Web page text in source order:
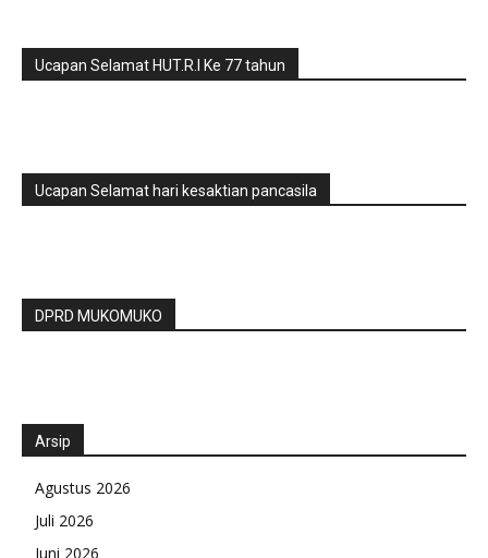
Ucapan Selamat HUT.R.I Ke 77 tahun
Ucapan Selamat hari kesaktian pancasila
DPRD MUKOMUKO
Arsip
Agustus 2026
Juli 2026
Juni 2026